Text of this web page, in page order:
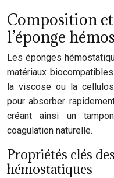
Composition
l’éponge
Les éponges
matériaux
la viscose ou la
pour absorber
créant ainsi un
coagulation naturelle.
Propriétés clés
hémostatiques